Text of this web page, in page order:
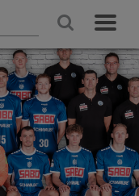
VERANSTALTUNGEN
Veranstaltungen
2025 - Übersicht
FRÜHLING
Gummersbach 2026
WINTER
Gummersbach